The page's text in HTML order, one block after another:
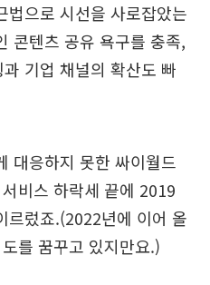
법으로 시선을 사로잡았는
콘텐츠 공유 욕구를 충족,
기업 채널의 확산도 빠
대응하지 못한 싸이월드
비스 하락세 끝에 2019
르렀죠.(2022년에 이어 올
를 꿈꾸고 있지만요.)